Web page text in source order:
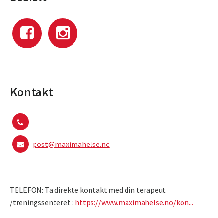
Kontakt
post@maximahelse.no
TELEFON: Ta direkte kontakt med din terapeut
/treningssenteret : https://www.maximahelse.no/kon...